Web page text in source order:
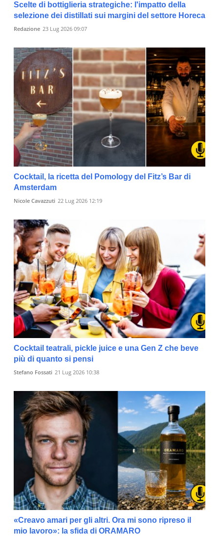
Scelte di bottiglieria strategiche: l'impatto della
selezione dei distillati sui margini del settore Horeca
Redazione 23 Lug 2026 09:07
Cocktail, la ricetta del Pomology del Fitz’s Bar di
Amsterdam
Nicole Cavazzuti 22 Lug 2026 12:19
Cocktail teatrali, pickle juice e una Gen Z che beve
più di quanto si pensi
Stefano Fossati 21 Lug 2026 10:38
«Creavo amari per gli altri. Ora mi sono ripreso il
mio lavoro»: la sfida di ORAMARO